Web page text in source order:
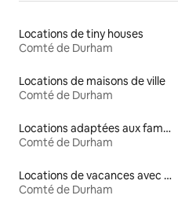
Locations de tiny houses
Comté de Durham
Locations de maisons de ville
Comté de Durham
Locations adaptées aux familles
Comté de Durham
Locations de vacances avec piscine
Comté de Durham